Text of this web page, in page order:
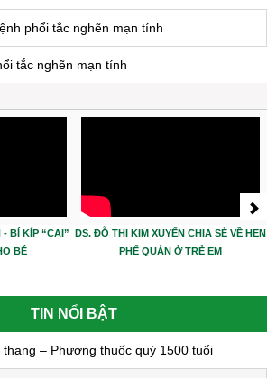
phổi tắc nghẽn mạn tính
tắc nghẽn mạn tính
- BÍ KÍP “CAI”
BÉ
DS. ĐỖ THỊ KIM XUYẾN CHIA SẺ VỀ HEN
PHẾ QUẢN Ở TRẺ EM
TIN NỔI BẬT
thang – Phương thuốc quý 1500 tuổi